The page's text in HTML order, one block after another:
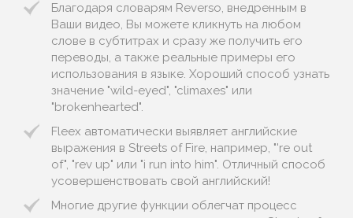
Благодаря словарям Reverso, внедренным в
Ваши видео, Вы можете кликнуть на любом
слове в субтитрах и сразу же получить его
переводы, а также реальные примеры его
использования в языке. Хороший способ узнать
значение "wild-eyed", "climaxes" или
"brokenhearted".
Fleex автоматически выявляет английские
выражения в Streets of Fire, например, "'re out
of", "rev up" или "i run into him". Отличный способ
усовершенствовать свой английский!
Многие другие функции облегчат процесс